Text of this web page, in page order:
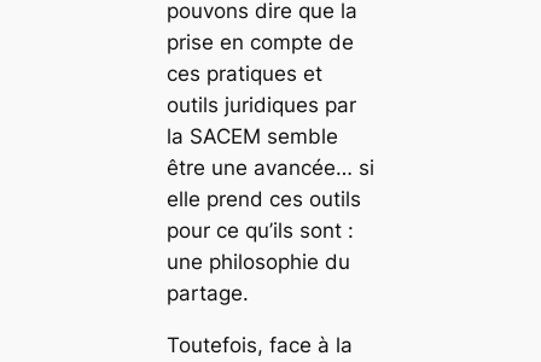
pouvons dire que la
prise en compte de
ces pratiques et
outils juridiques par
la SACEM semble
être une avancée… si
elle prend ces outils
pour ce qu’ils sont :
une philosophie du
partage.
Toutefois, face à la